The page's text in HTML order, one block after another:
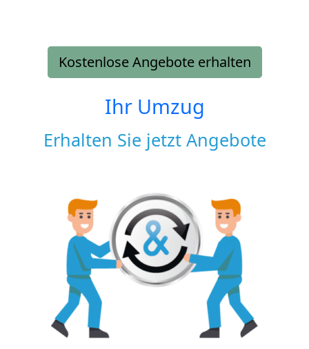
Kostenlose Angebote erhalten
Ihr Umzug
Erhalten Sie jetzt Angebote